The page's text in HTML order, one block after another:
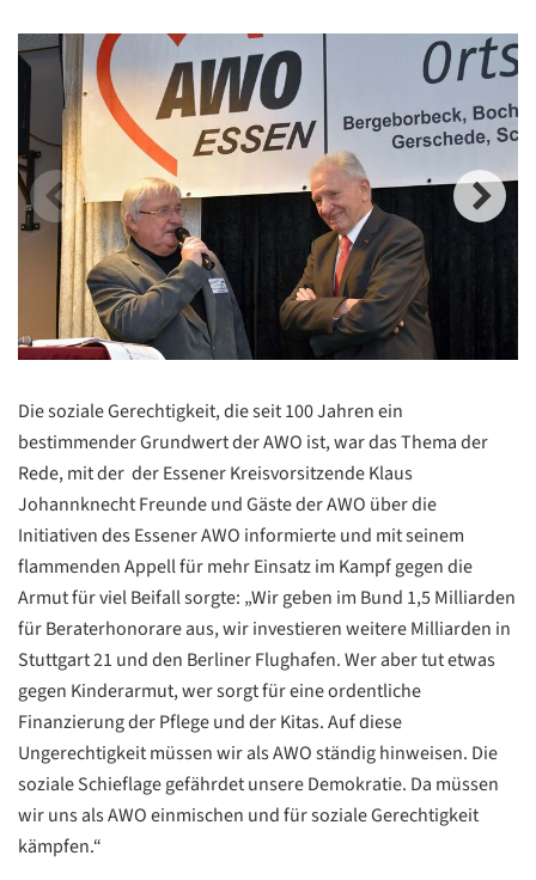
Die soziale Gerechtigkeit, die seit 100 Jahren ein
bestimmender Grundwert der AWO ist, war das Thema der
Rede, mit der der Essener Kreisvorsitzende Klaus
Johannknecht Freunde und Gäste der AWO über die
Initiativen des Essener AWO informierte und mit seinem
flammenden Appell für mehr Einsatz im Kampf gegen die
Armut für viel Beifall sorgte: „Wir geben im Bund 1,5 Milliarden
für Beraterhonorare aus, wir investieren weitere Milliarden in
Stuttgart 21 und den Berliner Flughafen. Wer aber tut etwas
gegen Kinderarmut, wer sorgt für eine ordentliche
Finanzierung der Pflege und der Kitas. Auf diese
Ungerechtigkeit müssen wir als AWO ständig hinweisen. Die
soziale Schieflage gefährdet unsere Demokratie. Da müssen
wir uns als AWO einmischen und für soziale Gerechtigkeit
kämpfen.“